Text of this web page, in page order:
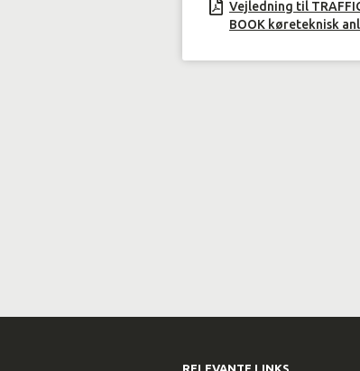
Vejledning til
BOOK køreteknisk
RELEVANTE LINKS